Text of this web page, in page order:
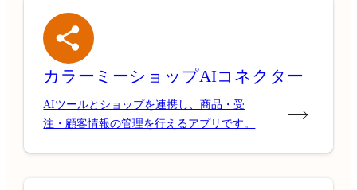
カラーミーショップAIコネクター
AIツールとショップを連携し、商品・受
注・顧客情報の管理を行えるアプリです。